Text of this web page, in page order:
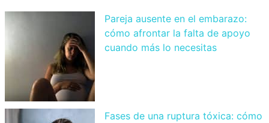
Pareja ausente en el embarazo:
cómo afrontar la falta de apoyo
cuando más lo necesitas
Fases de una ruptura tóxica: cómo